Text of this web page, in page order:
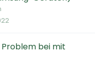
bei mit